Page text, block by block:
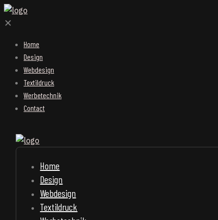
✕
Home
Design
Webdesign
Textildruck
Werbetechnik
Contact
Home
Design
Webdesign
Textildruck